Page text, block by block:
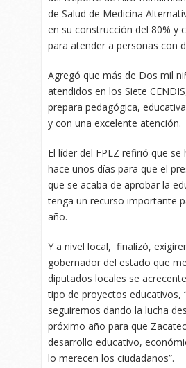
de Salud de Medicina
en su construcción del 80% y
para atender a personas con
Agregó que más de Dos mil
atendidos en los Siete
prepara pedagógica,
y con una excelente atención.
El líder del FPLZ refirió que
hace unos días para que el
que se acaba de aprobar la
tenga un recurso importante
año.
Y a nivel local, finalizó,
gobernador del estado que
diputados locales se
tipo de proyectos educativos,
seguiremos dando la lucha
próximo año para que
desarrollo educativo,
lo merecen los ciudadanos”.